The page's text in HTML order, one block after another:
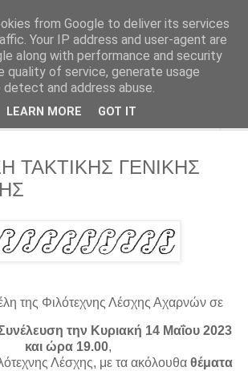
Λέσχη Αχαρνών
Πολιτισμό
ΤΑΚΤΙΚΗΣ ΓΕΝΙΚΗΣ
της Φιλότεχνης Λέσχης Αχαρνών σε
την Κυριακή 14 Μαΐου 2023
και ώρα 19.00,
Λέσχης, με τα ακόλουθα θέματα
from Google to deliver its services
Your IP address and user-agent are
along with performance and security
quality of service, generate usage
and address abuse.
LEARN MORE GOT IT